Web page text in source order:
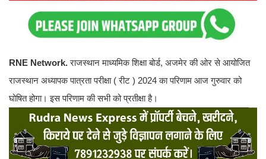
RNE Network.राजस्थान माध्यमिक शिक्षा बोर्ड, अजमेर की ओर से आयोजित
राजस्थान अध्यापक पात्रता परीक्षा ( रीट ) 2024 का परिणाम आज गुरुवार को
घोषित होगा। इस परिणाम की सभी को प्रतीक्षा है।